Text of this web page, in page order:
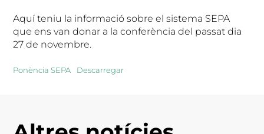
Aquí teniu la informació sobre el sistema SEPA
que ens van donar a la conferència del passat dia
27 de novembre.
Ponència SEPA Descarregar